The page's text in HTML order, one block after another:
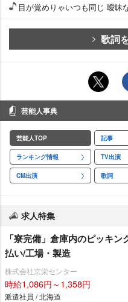
目が覚めりゃいつも同じ 曖昧
歌詞
芸能人事典
芸能人TOP 記事
ランキング情報 TV出演
CM出演 歌詞
求人特集
「寮完備」倉庫内のピッキ
払い/工場・製造
株式会社京栄センター
時給1,086円～1,358円
派遣社員 / 北海道